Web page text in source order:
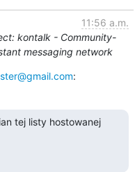
11:56 a.m.
kontalk - Community-
messaging network
:
tej listy hostowanej